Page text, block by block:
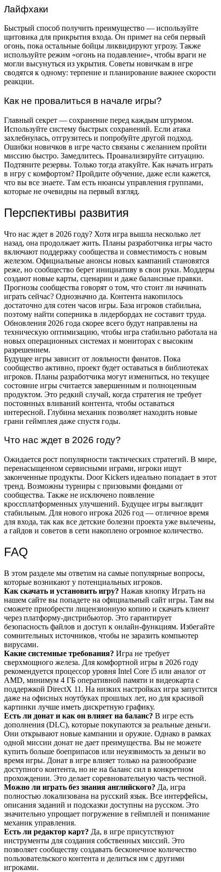
Лайфхаки
Быстрый способ получить преимущество — используйте
щитовика для прикрытия входа. Он примет на себя первый
огонь, пока остальные бойцы ликвидируют угрозу. Также
используйте режим «огонь на подавление», чтобы враги не
могли высунуться из укрытия. Советы новичкам в игре
сводятся к одному: терпение и планирование важнее скорости
реакции.
Как не провалиться в начале игры?
Главный секрет — сохранение перед каждым штурмом.
Используйте систему быстрых сохранений. Если атака
захлебнулась, отгрузитесь и попробуйте другой подход.
Ошибки новичков в игре часто связаны с желанием пройти
миссию быстро. Замедлитесь. Проанализируйте ситуацию.
Подтяните резервы. Только тогда атакуйте. Как начать играть
в игру с комфортом? Пройдите обучение, даже если кажется,
что вы все знаете. Там есть нюансы управления группами,
которые не очевидны на первый взгляд.
Перспективы развития
Что нас ждет в 2026 году? Хотя игра вышла несколько лет
назад, она продолжает жить. Планы разработчика игры часто
включают поддержку сообщества и совместимость с новым
железом. Официальные анонсы новых кампаний становятся
реже, но сообщество берет инициативу в свои руки. Моддеры
создают новые карты, сценарии и даже балансные правки.
Прогнозы сообщества говорят о том, что стоит ли начинать
играть сейчас? Однозначно да. Контента накопилось
достаточно для сотен часов игры. База игроков стабильна,
поэтому найти соперника в лидербордах не составит труда.
Обновления 2026 года скорее всего будут направлены на
техническую оптимизацию, чтобы игра стабильно работала на
новых операционных системах и мониторах с высоким
разрешением.
Будущее игры зависит от лояльности фанатов. Пока
сообщество активно, проект будет оставаться в библиотеках
игроков. Планы разработчика могут измениться, но текущее
состояние игры считается завершенным и полноценным
продуктом. Это редкий случай, когда стратегия не требует
постоянных вливаний контента, чтобы оставаться
интересной. Глубина механик позволяет находить новые
грани геймплея даже спустя годы.
Что нас ждет в 2026 году?
Ожидается рост популярности тактических стратегий. В мире,
перенасыщенном сервисными играми, игроки ищут
законченные продукты. Door Kickers идеально попадает в этот
тренд. Возможны турниры с призовыми фондами от
сообщества. Также не исключено появление
кроссплатформенных улучшений. Будущее игры выглядит
стабильным. Для нового игрока 2026 год — отличное время
для входа, так как все детские болезни проекта уже вылечены,
а гайдов и советов в сети накоплено огромное количество.
FAQ
В этом разделе мы ответим на самые популярные вопросы,
которые возникают у потенциальных игроков.
Как скачать и установить игру? Нажав кнопку Играть на
нашем сайте вы попадете на официальный сайт игры. Там вы
сможете приобрести лицензионную копию и скачать клиент
через платформу-дистрибьютор. Это гарантирует
безопасность файлов и доступ к онлайн-функциям. Избегайте
сомнительных источников, чтобы не заразить компьютер
вирусами.
Какие системные требования? Игра не требует
сверхмощного железа. Для комфортной игры в 2026 году
рекомендуется процессор уровня Intel Core i5 или аналог от
AMD, минимум 4 ГБ оперативной памяти и видеокарта с
поддержкой DirectX 11. На низких настройках игра запустится
даже на офисных ноутбуках прошлых лет, но для красивой
картинки лучше иметь дискретную графику.
Есть ли донат и как он влияет на баланс? В игре есть
дополнения (DLC), которые покупаются за реальные деньги.
Они открывают новые кампании и оружие. Однако в рамках
одной миссии донат не дает преимущества. Вы не можете
купить больше боеприпасов или неуязвимость за деньги во
время игры. Донат в игре влияет только на разнообразие
доступного контента, но не на баланс сил в конкретном
прохождении. Это делает соревновательную часть честной.
Можно ли играть без знания английского? Да, игра
полностью локализована на русский язык. Все интерфейсы,
описания заданий и подсказки доступны на русском. Это
значительно упрощает погружение в геймплей и понимание
механик управления.
Есть ли редактор карт? Да, в игре присутствуют
инструменты для создания собственных миссий. Это
позволяет сообществу создавать бесконечное количество
пользовательского контента и делиться им с другими
игроками.